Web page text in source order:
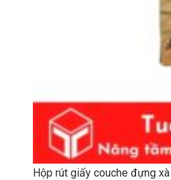
Hộp rút giấy couche đựng